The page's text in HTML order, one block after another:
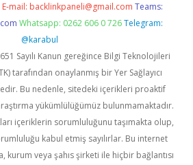
E-mail: backlinkpaneli@gmail.com Teams:
Whatsapp: 0262 606 0 726 Telegram:
@karabul
Sayılı Kanun gereğince Bilgi Teknolojileri
tarafından onaylanmış bir Yer Sağlayıcı
Bu nedenle, sitedeki içerikleri proaktif
yükümlülüğümüz bulunmamaktadır.
içeriklerin sorumluluğunu taşımakta olup,
kabul etmiş sayılırlar. Bu internet
kurum veya şahıs şirketi ile hiçbir bağlantısı